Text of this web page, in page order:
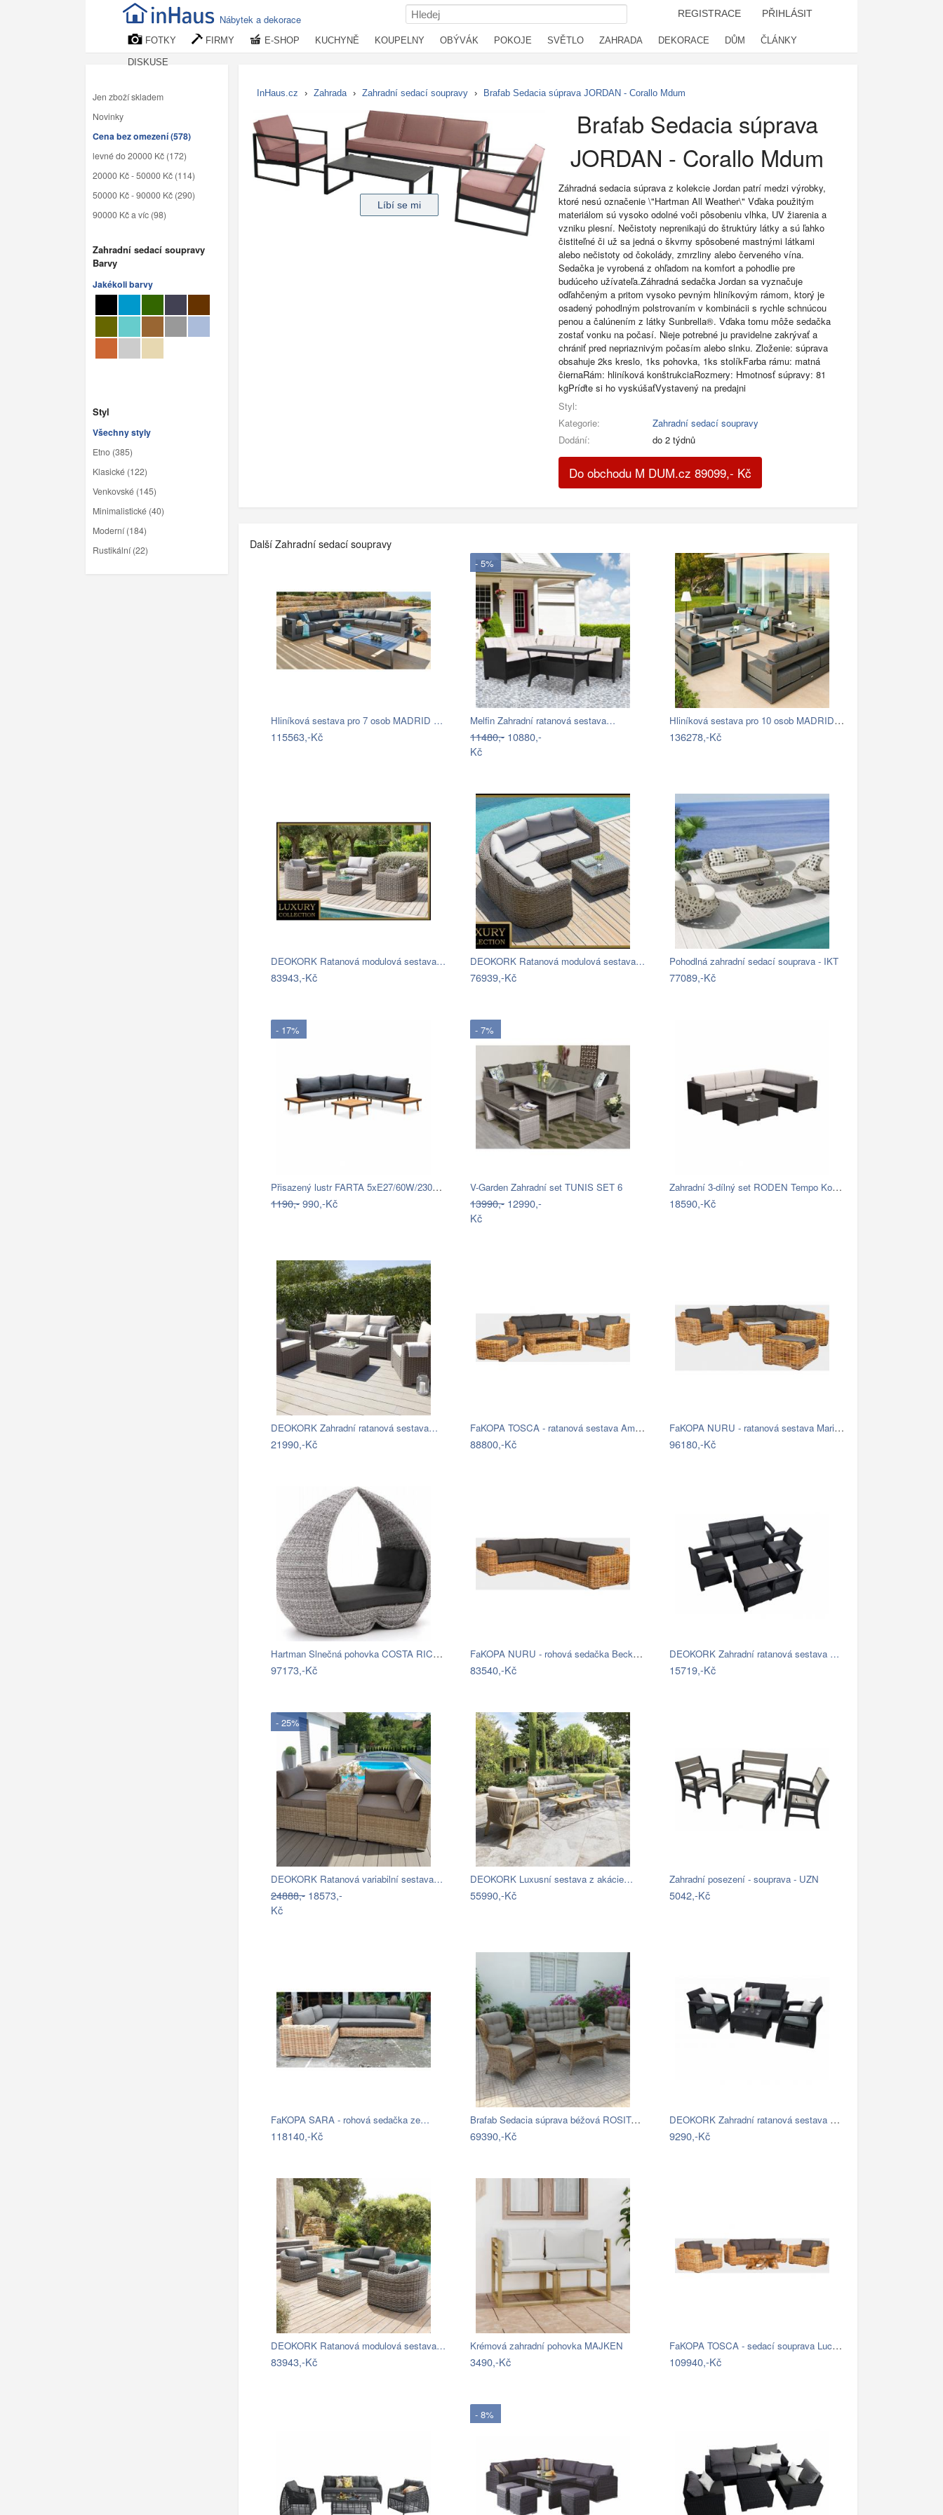
Nábytek a dekorace REGISTRACE PŘIHLÁSIT
FOTKY FIRMY E-SHOP KUCHYNĚ KOUPELNY OBÝVÁK POKOJE SVĚTLO ZAHRADA DEKORACE DŮM ČLÁNKY
DISKUSE
Jen zboží skladem
Novinky
Cena bez omezení (578)
levné do 20000 Kč (172)
20000 Kč - 50000 Kč (114)
50000 Kč - 90000 Kč (290)
90000 Kč a víc (98)
Zahradní sedací soupravy
Barvy
Jakékoli barvy
Styl
Všechny styly
Etno (385)
Klasické (122)
Venkovské (145)
Minimalistické (40)
Moderní (184)
Rustikální (22)
InHaus.cz › Zahrada › Zahradní sedací soupravy › Brafab Sedacia súprava JORDAN - Corallo Mdum
Brafab Sedacia súprava
JORDAN - Corallo Mdum
Záhradná sedacia súprava z kolekcie Jordan patrí medzi výrobky,
ktoré nesú označenie \"Hartman All Weather\" Vďaka použitým
materiálom sú vysoko odolné voči pôsobeniu vlhka, UV žiarenia a
vzniku plesní. Nečistoty neprenikajú do štruktúry látky a sú ľahko
čistiteľné či už sa jedná o škvrny spôsobené mastnými látkami
alebo nečistoty od čokolády, zmrzliny alebo červeného vína.
Sedačka je vyrobená z ohľadom na komfort a pohodlie pre
budúceho užívateľa.Záhradná sedačka Jordan sa vyznačuje
odľahčeným a pritom vysoko pevným hliníkovým rámom, ktorý je
osadený pohodlným polstrovaním v kombinácii s rychle schnúcou
penou a čalúnením z látky Sunbrella®. Vďaka tomu môže sedačka
zostať vonku na počasí. Nieje potrebné ju pravidelne zakrývať a
chrániť pred nepriaznivým počasím alebo slnku. Zloženie: súprava
obsahuje 2ks kreslo, 1ks pohovka, 1ks stolíkFarba rámu: matná
čiernaRám: hliníková konštrukciaRozmery: Hmotnosť súpravy: 81
kgPríďte si ho vyskúšaťVystavený na predajni
Styl:
Kategorie:
Zahradní sedací soupravy
Dodání:
do 2 týdnů
Do obchodu M DUM.cz 89099,- Kč
Další Zahradní sedací soupravy
Hliníková sestava pro 7 osob MADRID …
115563,-Kč
- 5%
Melfin Zahradní ratanová sestava…
11480,- 10880,-
Kč
Hliníková sestava pro 10 osob MADRID …
136278,-Kč
DEOKORK Ratanová modulová sestava…
83943,-Kč
DEOKORK Ratanová modulová sestava…
76939,-Kč
Pohodlná zahradní sedací souprava - IKT
77089,-Kč
- 17%
Přisazený lustr FARTA 5xE27/60W/230V…
1190,-990,-Kč
- 7%
V-Garden Zahradní set TUNIS SET 6
13990,- 12990,-
Kč
Zahradní 3-dílný set RODEN Tempo Kondela
18590,-Kč
DEOKORK Zahradní ratanová sestava…
21990,-Kč
FaKOPA TOSCA - ratanová sestava Amy Mdum
88800,-Kč
FaKOPA NURU - ratanová sestava Marina…
96180,-Kč
Hartman Slnečná pohovka COSTA RICA Mdum
97173,-Kč
FaKOPA NURU - rohová sedačka Becky Mdum
83540,-Kč
DEOKORK Zahradní ratanová sestava …
15719,-Kč
- 25%
DEOKORK Ratanová variabilní sestava…
24888,- 18573,-
Kč
DEOKORK Luxusní sestava z akácie…
55990,-Kč
Zahradní posezení - souprava - UZN
5042,-Kč
FaKOPA SARA - rohová sedačka ze…
118140,-Kč
Brafab Sedacia súprava béžová ROSITA -…
69390,-Kč
DEOKORK Zahradní ratanová sestava CORFU…
9290,-Kč
DEOKORK Ratanová modulová sestava…
83943,-Kč
Krémová zahradní pohovka MAJKEN
3490,-Kč
FaKOPA TOSCA - sedací souprava Lucy Mdum
109940,-Kč
- 8%